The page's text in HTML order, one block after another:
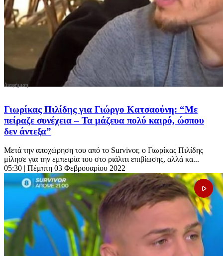
Γιωρίκας Πιλίδης για Γιώργο Κατσαούνη: “Με
πείραζε συνέχεια – Τα μάζευα πολύ καιρό, ώσπου
δεν άντεξα”
Μετά την αποχώρηση του από το Survivor, ο Γιωρίκας Πιλίδης
μίλησε για την εμπειρία του στο ριάλιτι επιβίωσης, αλλά κα...
05:30 | Πέμπτη 03 Φεβρουαρίου 2022